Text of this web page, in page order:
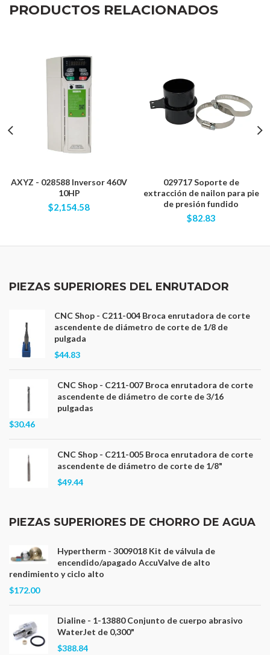
PRODUCTOS RELACIONADOS
AXYZ - 028588 Inversor 460V
10HP
$2,154.58
029717 Soporte de
extracción de nailon para pie
de presión fundido
$82.83
PIEZAS SUPERIORES DEL ENRUTADOR
CNC Shop - C211-004 Broca enrutadora de corte
ascendente de diámetro de corte de 1/8 de
pulgada
$44.83
CNC Shop - C211-007 Broca enrutadora de corte
ascendente de diámetro de corte de 3/16
pulgadas
$30.46
CNC Shop - C211-005 Broca enrutadora de corte
ascendente de diámetro de corte de 1/8"
$49.44
PIEZAS SUPERIORES DE CHORRO DE AGUA
Hypertherm - 3009018 Kit de válvula de
encendido/apagado AccuValve de alto
rendimiento y ciclo alto
$172.00
Dialine - 1-13880 Conjunto de cuerpo abrasivo
WaterJet de 0,300"
$388.84